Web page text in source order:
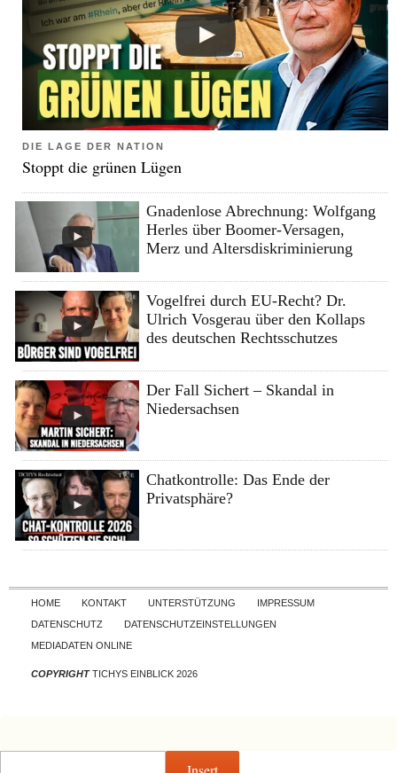
DIE LAGE DER NATION
Stoppt die grünen Lügen
Gnadenlose Abrechnung: Wolfgang
Herles über Boomer-Versagen,
Merz und Altersdiskriminierung
Vogelfrei durch EU-Recht? Dr.
Ulrich Vosgerau über den Kollaps
des deutschen Rechtsschutzes
Der Fall Sichert – Skandal in
Niedersachsen
Chatkontrolle: Das Ende der
Privatsphäre?
Skip to content
HOME KONTAKT UNTERSTÜTZUNG
IMPRESSUM
DATENSCHUTZ
DATENSCHUTZEINSTELLUNGEN
MEDIADATEN ONLINE
COPYRIGHTTICHYS EINBLICK 2026